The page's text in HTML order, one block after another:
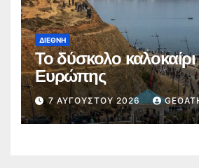
ΔΙΕΘΝΉ
Το δύσκολο καλοκαίρι
Ευρώπης
7 ΑΥΓΟΎΣΤΟΥ 2026